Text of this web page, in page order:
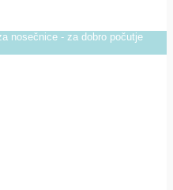
nosečnice - za dobro počutje